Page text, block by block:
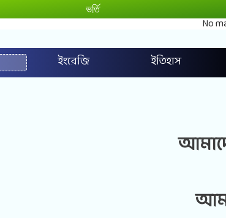
ভর্তি
No
ইংরেজি ইতিহাস